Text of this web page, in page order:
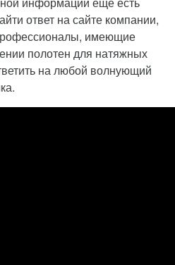
ответ на сайте компании,
имеющие
полотен для натяжных
на любой волнующий